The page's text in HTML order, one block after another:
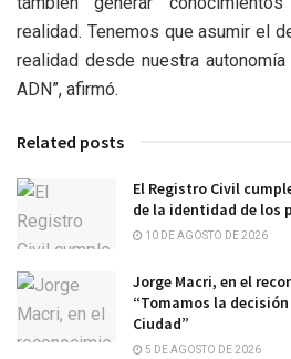
realidad. Tenemos que asumir el
realidad desde nuestra
ADN”, afirmó.
Related posts
El Registro Civil
de la identidad de los
10 DE AGOSTO DE 2026
Jorge Macri, en el
“Tomamos la
Ciudad”
5 DE AGOSTO DE 2026